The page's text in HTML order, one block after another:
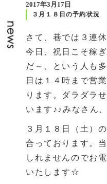
2017年3月17日
３月１８日の予約状況
さて、巷では３連
今日、祝日こそ稼
だ～、という人も
日は１４時まで営
ります。ダラダラ
います♪♪みなさん
３月１８日（土）
合っております。
しれませんのでお
いたします☆